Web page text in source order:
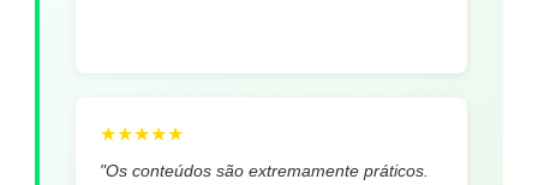
★★★★★
"Os conteúdos são extremamente práticos.